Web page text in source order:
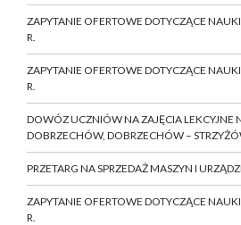
ZAPYTANIE OFERTOWE DOTYCZĄCE
R.
ZAPYTANIE OFERTOWE DOTYCZĄCE
R.
DOWÓZ UCZNIÓW NA ZAJĘCIA LEKCYJNE
DOBRZECHÓW, DOBRZECHÓW –
PRZETARG NA SPRZEDAŻ MASZYN I
ZAPYTANIE OFERTOWE DOTYCZĄCE
R.